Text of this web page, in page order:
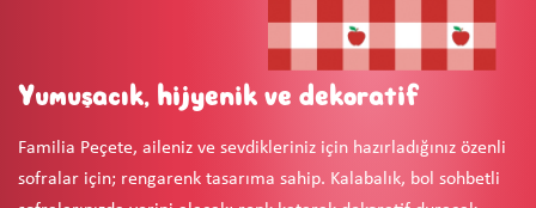
Yumuşacık, hijyenik ve dekoratif
Familia Peçete, aileniz ve sevdikleriniz için hazırladığınız özenli
sofralar için; rengarenk tasarıma sahip. Kalabalık, bol sohbetli